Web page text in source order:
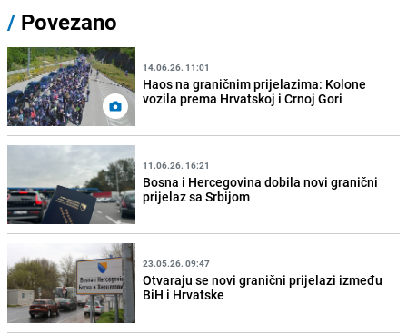
/ Povezano
14.06.26. 11:01
Haos na graničnim prijelazima: Kolone
vozila prema Hrvatskoj i Crnoj Gori
11.06.26. 16:21
Bosna i Hercegovina dobila novi granični
prijelaz sa Srbijom
23.05.26. 09:47
Otvaraju se novi granični prijelazi između
BiH i Hrvatske